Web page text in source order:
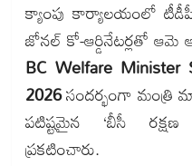
క్యాంపు కార్యాలయంలో
జోనల్ కో-ఆర్డినేటర్లతో
BC Welfare Minister
2026సందర్భంగా మంత్రి
పటిష్టమైన ‘బీసీ రక్షణ
ప్రకటించారు.